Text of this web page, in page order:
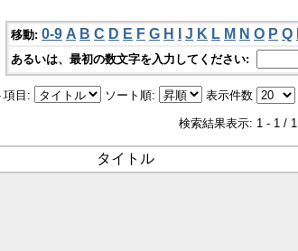
移動: 0-9 A B C D E F G H J K L M N O P Q
あるいは、最初の数文字を入力してください:
項目: ソート順: 表示件数
検索結果表示: 1 - 1 / 1
タイトル